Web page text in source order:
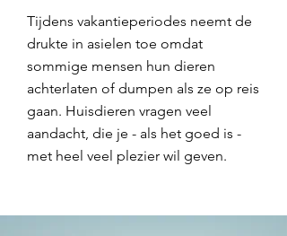
Tijdens vakantieperiodes neemt de
drukte in asielen toe omdat
sommige mensen hun dieren
achterlaten of dumpen als ze op reis
gaan. Huisdieren vragen veel
aandacht, die je - als het goed is -
met heel veel plezier wil geven.